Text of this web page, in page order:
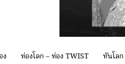
ง ท่องโลก – ท่อง TWIST ทันโลก